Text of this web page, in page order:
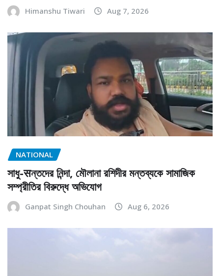
Himanshu Tiwari Aug 7, 2026
NATIONAL
সাধু-सন্তদের নিন্দা, মৌলানা রশিদীর মন্তব্যকে সামাজিক
সম্প্রীতির বিরুদ্ধে অভিযোগ
Ganpat Singh Chouhan Aug 6, 2026